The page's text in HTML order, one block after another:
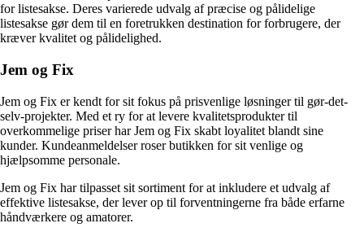
for listesakse. Deres varierede udvalg af præcise og pålidelige
listesakse gør dem til en foretrukken destination for forbrugere, der
kræver kvalitet og pålidelighed.
Jem og Fix
Jem og Fix er kendt for sit fokus på prisvenlige løsninger til gør-det-
selv-projekter. Med et ry for at levere kvalitetsprodukter til
overkommelige priser har Jem og Fix skabt loyalitet blandt sine
kunder. Kundeanmeldelser roser butikken for sit venlige og
hjælpsomme personale.
Jem og Fix har tilpasset sit sortiment for at inkludere et udvalg af
effektive listesakse, der lever op til forventningerne fra både erfarne
håndværkere og amatorer.